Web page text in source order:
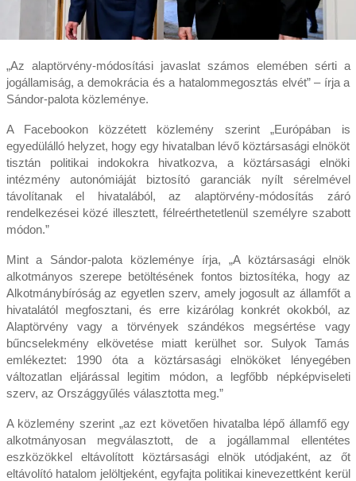
„Az alaptörvény-módosítási javaslat számos elemében sérti a
jogállamiság, a demokrácia és a hatalommegosztás elvét” – írja a
Sándor-palota közleménye.
A Facebookon közzétett közlemény szerint „Európában is
egyedülálló helyzet, hogy egy hivatalban lévő köztársasági elnököt
tisztán politikai indokokra hivatkozva, a köztársasági elnöki
intézmény autonómiáját biztosító garanciák nyílt sérelmével
távolítanak el hivatalából, az alaptörvény-módosítás záró
rendelkezései közé illesztett, félreérthetetlenül személyre szabott
módon.”
Mint a Sándor-palota közleménye írja, „A köztársasági elnök
alkotmányos szerepe betöltésének fontos biztosítéka, hogy az
Alkotmánybíróság az egyetlen szerv, amely jogosult az államfőt a
hivatalától megfosztani, és erre kizárólag konkrét okokból, az
Alaptörvény vagy a törvények szándékos megsértése vagy
bűncselekmény elkövetése miatt kerülhet sor. Sulyok Tamás
emlékeztet: 1990 óta a köztársasági elnököket lényegében
változatlan eljárással legitim módon, a legfőbb népképviseleti
szerv, az Országgyűlés választotta meg.”
A közlemény szerint „az ezt követően hivatalba lépő államfő egy
alkotmányosan megválasztott, de a jogállammal ellentétes
eszközökkel eltávolított köztársasági elnök utódjaként, az őt
eltávolító hatalom jelöltjeként, egyfajta politikai kinevezettként kerül